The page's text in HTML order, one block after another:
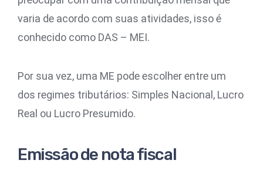
varia de acordo com suas atividades, isso é
conhecido como DAS – MEI.
Por sua vez, uma ME pode escolher entre um
dos regimes tributários: Simples Nacional, Lucro
Real ou Lucro Presumido.
Emissão de nota fiscal